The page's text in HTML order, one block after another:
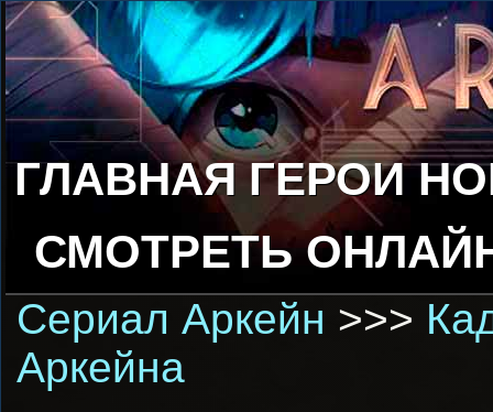
ГЛАВНАЯ ГЕРОИ
СМОТРЕТЬ
Сериал Аркейн >>>
Аркейна